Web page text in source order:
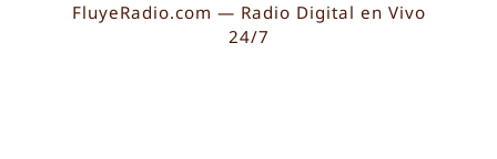
FluyeRadio.com — Radio Digital en Vivo
24/7